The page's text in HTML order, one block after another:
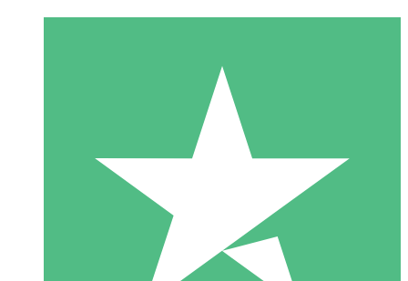
Pacchetti di Crediti Individuali
Paga a consumo con crediti di download. Nessun impegno
1 Download
10